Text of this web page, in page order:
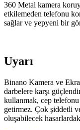
360 Metal kamera
etkilemeden telefonu
sağlar ve yepyeni bir
Uyarı
Binano Kamera ve
darbelere karşı
kullanmak, cep telefonu
getirmez. Çok şiddetli
oluşabilecek